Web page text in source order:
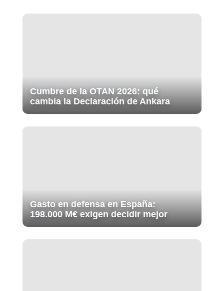
Cumbre de la OTAN 2026: qué
cambia la Declaración de Ankara
Gasto en defensa en España:
198.000 M€ exigen decidir mejor